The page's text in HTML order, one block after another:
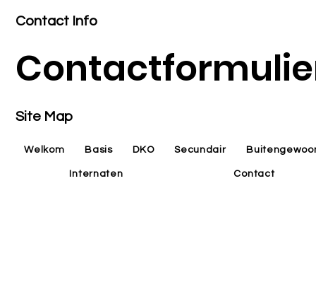
Contact Info
Site Map
Welkom Basis DKO Secundair
Internaten Contact